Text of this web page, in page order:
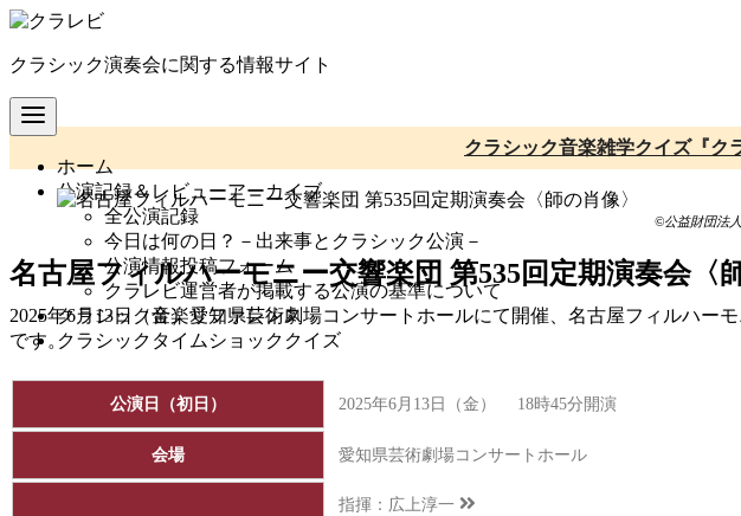
コ
テ
ン
ツ
移
クラシック演奏会に関する情報サイト
ホーム
公演記録＆レビューアーカイブ
全公演記録
今日は何の日？－出来事とクラシック公演－
公演情報投稿フォーム
クラレビ運営者が掲載する公演の基準について
クラシック音楽リファレンス
クラシックタイムショッククイズ
クラシック音楽雑学クイズ『ク
©公益財団法
名古屋フィルハーモニー交響楽団 第535回定期演奏会〈
2025年6月13日（金）愛知県芸術劇場コンサートホールにて開催、名古屋フィルハ
です。
公演日（初日） 2025年6月13日（金） 18時45分開演
会場 愛知県芸術劇場コンサートホール
指揮： 広上淳一